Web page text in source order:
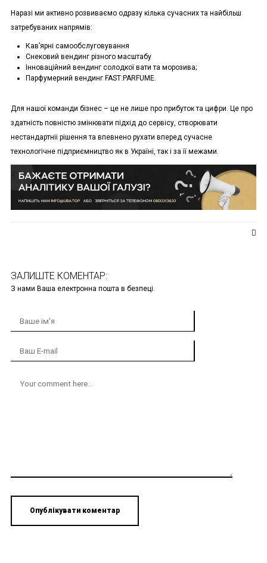
Наразі ми активно розвиваємо одразу кілька сучасних та найбільш
затребуваних напрямів:
Кавʼярні самообслуговування
Снековий вендинг різного масштабу
Інноваційний вендинг солодкої вати та морозива;
Парфумерний вендинг FAST:PARFUME.
Для нашої команди бізнес – це не лише про прибуток та цифри. Це про
здатність повністю змінювати підхід до сервісу, створювати
нестандартніі рішення та впевнено рухати вперед сучасне
технологічне підприємництво як в Україні, так і за її межами.
ЗАЛИШТЕ КОМЕНТАР:
З нами Ваша електронна пошта в безпеці.